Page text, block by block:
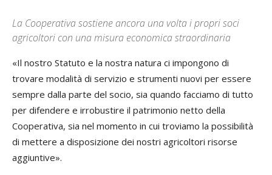
La Cooperativa sostiene ancora una volta i propri soci
agricoltori con una misura economica straordinaria
«Il nostro Statuto e la nostra natura ci impongono di
trovare modalità di servizio e strumenti nuovi per essere
sempre dalla parte del socio, sia quando facciamo di tutto
per difendere e irrobustire il patrimonio netto della
Cooperativa, sia nel momento in cui troviamo la possibilità
di mettere a disposizione dei nostri agricoltori risorse
aggiuntive».